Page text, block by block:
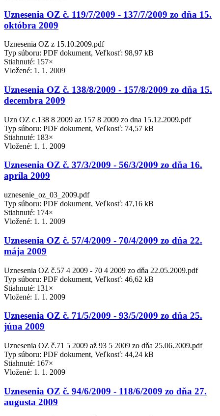
Uznesenia OZ č. 119/7/2009 - 137/7/2009 zo dňa 15.
októbra 2009
Uznesenia OZ z 15.10.2009.pdf
Typ súboru: PDF dokument, Veľkosť: 98,97 kB
Stiahnuté: 157×
Vložené: 1. 1. 2009
Uznesenia OZ č. 138/8/2009 - 157/8/2009 zo dňa 15.
decembra 2009
Uzn OZ c.138 8 2009 az 157 8 2009 zo dna 15.12.2009.pdf
Typ súboru: PDF dokument, Veľkosť: 74,57 kB
Stiahnuté: 183×
Vložené: 1. 1. 2009
Uznesenia OZ č. 37/3/2009 - 56/3/2009 zo dňa 16.
apríla 2009
uznesenie_oz_03_2009.pdf
Typ súboru: PDF dokument, Veľkosť: 47,16 kB
Stiahnuté: 174×
Vložené: 1. 1. 2009
Uznesenia OZ č. 57/4/2009 - 70/4/2009 zo dňa 22.
mája 2009
Uznesenia OZ č.57 4 2009 - 70 4 2009 zo dňa 22.05.2009.pdf
Typ súboru: PDF dokument, Veľkosť: 46,62 kB
Stiahnuté: 131×
Vložené: 1. 1. 2009
Uznesenia OZ č. 71/5/2009 - 93/5/2009 zo dňa 25.
júna 2009
Uznesenia OZ č.71 5 2009 až 93 5 2009 zo dňa 25.06.2009.pdf
Typ súboru: PDF dokument, Veľkosť: 44,24 kB
Stiahnuté: 167×
Vložené: 1. 1. 2009
Uznesenia OZ č. 94/6/2009 - 118/6/2009 zo dňa 27.
augusta 2009